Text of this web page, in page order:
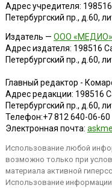
Адрес учредителя:
Петербургский пр., д.60,
Издатель — ООО «МЕДИО»
Адрес издателя: 198516
Петербургский пр., д.60,
Главный редактор -
Адрес редакции: 198516
Петербургский пр., д.60,
Телефон:+7 812 640-06-60
Электронная почта:
Использование любой
возможно только при
материала активной
Использование